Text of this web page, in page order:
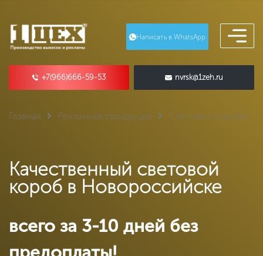
Написать в WhatsApp
+7(966)666-59-53 nvrsk@1zeh.ru
Главная Рекламная продукция Световые короба
Качественный световой
короб в Новороссийске
всего за 3-10 дней без